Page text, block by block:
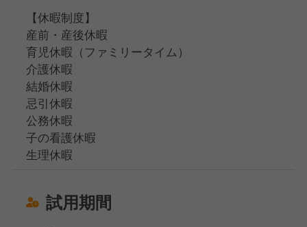
【休暇制度】
産前・産後休暇
育児休暇（ファミリータイム）
介護休暇
結婚休暇
忌引休暇
公務休暇
子の看護休暇
生理休暇
試用期間